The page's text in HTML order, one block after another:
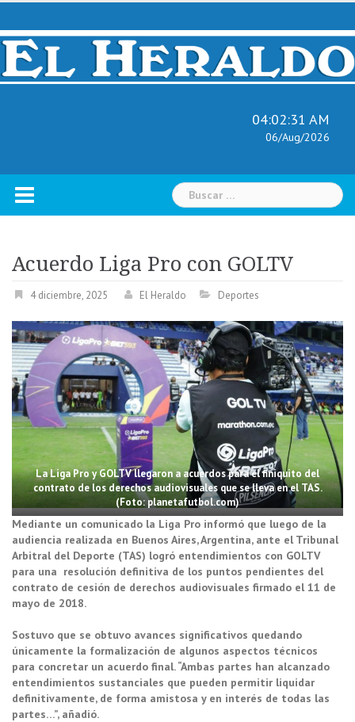
Skip
content
04:02:32 AM
06/Aug/2026
Buscar:
Acuerdo Liga Pro con GOLTV
4 diciembre, 2025 El Heraldo Deportes
La Liga Pro y GOLTV llegaron a acuerdos para el finiquito del
contrato de los derechos audiovisuales que se lleva en el TAS.
(Foto: planetafutbol.com)
Mediante un comunicado la Liga Pro informó que luego de la
audiencia realizada en Buenos Aires, Argentina, ante el Tribunal
Arbitral del Deporte (TAS) logró entendimientos con GOLTV
para una resolución definitiva de los puntos pendientes del
contrato de cesión de derechos audiovisuales firmado el 11 de
mayo de 2018.
Sostuvo que se obtuvo avances significativos quedando
únicamente la formalización de algunos aspectos técnicos
para concretar un acuerdo final. “Ambas partes han alcanzado
entendimientos sustanciales que pueden permitir liquidar
definitivamente, de forma amistosa y en interés de todas las
partes…”, añadió.